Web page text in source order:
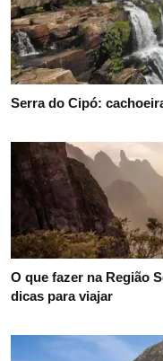
Serra do Cipó:
O que fazer na Região
dicas para viajar